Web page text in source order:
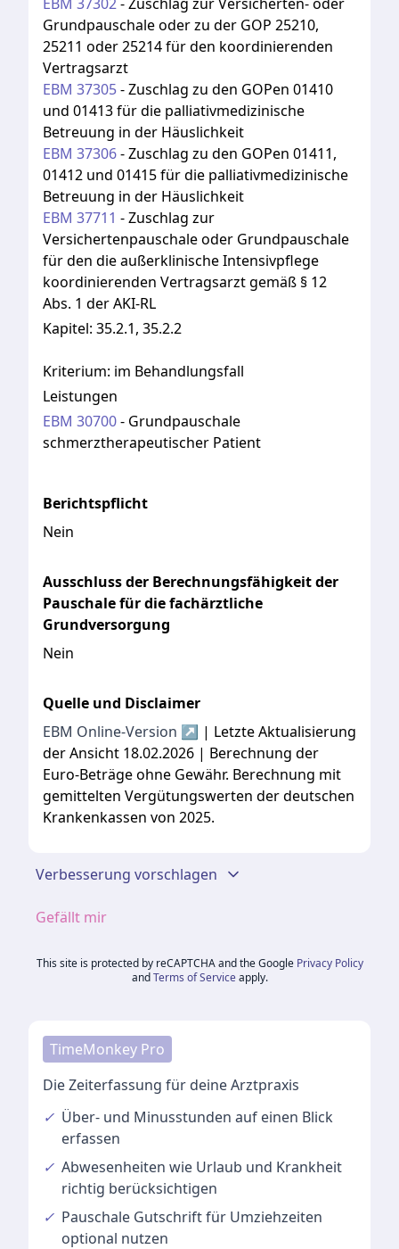
Grundpauschale oder zu der GOP 25210,
25211 oder 25214 für den koordinierenden
Vertragsarzt
EBM 37305-Zuschlag zu den GOPen 01410
und 01413 für die palliativmedizinische
Betreuung in der Häuslichkeit
EBM 37306-Zuschlag zu den GOPen 01411,
01412 und 01415 für die palliativmedizinische
Betreuung in der Häuslichkeit
EBM 37711 -Zuschlag zur
Versichertenpauschale oder Grundpauschale
für den die außerklinische Intensivpflege
koordinierenden Vertragsarzt gemäß § 12
Abs. 1 der AKI-RL
Kapitel: 35.2.1, 35.2.2
Kriterium: im Behandlungsfall
Leistungen
EBM 30700- Grundpauschale
schmerztherapeutischer Patient
Berichtspflicht
Nein
Ausschluss der Berechnungsfähigkeit der
Pauschale für die fachärztliche
Grundversorgung
Nein
Quelle und Disclaimer
EBM Online-Version ↗ | Letzte Aktualisierung
der Ansicht 18.02.2026 | Berechnung der
Euro-Beträge ohne Gewähr. Berechnung mit
gemittelten Vergütungswerten der deutschen
Krankenkassen von 2025.
Verbesserung vorschlagen
Gefällt mir
This site is protected by reCAPTCHA and the Google Privacy Policy
and Terms of Service apply.
TimeMonkey Pro
Die Zeiterfassung für deine Arztpraxis
✓ Über- und Minusstunden auf einen Blick
erfassen
✓ Abwesenheiten wie Urlaub und Krankheit
richtig berücksichtigen
✓ Pauschale Gutschriftfür Umziehzeiten
optional nutzen